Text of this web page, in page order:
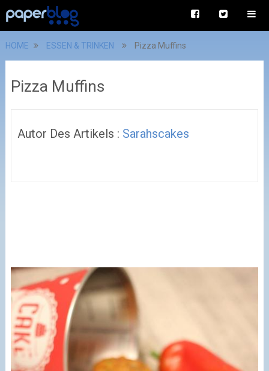
HOME ESSEN & TRINKEN Pizza Muffins
Pizza Muffins
Autor Des Artikels : Sarahscakes